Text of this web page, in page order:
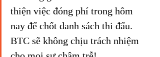
thiện việc đóng phí trong hôm
nay để chốt danh sách thi đấu.
BTC sẽ không chịu trách nhiệm